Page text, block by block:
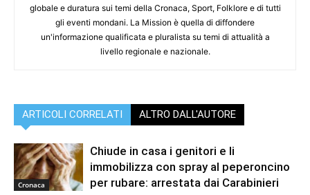
globale e duratura sui temi della Cronaca, Sport, Folklore e di tutti
gli eventi mondani. La Mission è quella di diffondere
un'informazione qualificata e pluralista su temi di attualità a
livello regionale e nazionale.
ARTICOLI CORRELATI ALTRO DALL'AUTORE
Cronaca
Chiude in casa i genitori e li
immobilizza con spray al peperoncino
per rubare: arrestata dai Carabinieri